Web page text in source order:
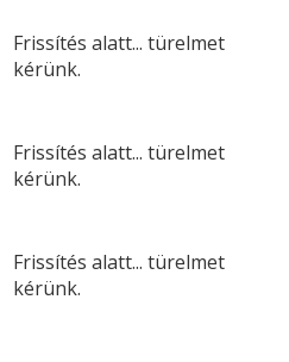
Frissítés alatt... türelmet
kérünk.
Frissítés alatt... türelmet
kérünk.
Frissítés alatt... türelmet
kérünk.